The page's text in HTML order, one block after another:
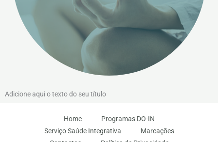
Adicione aqui o texto do seu título
Home
Programas DO-IN
Serviço Saúde Integrativa
Marcações